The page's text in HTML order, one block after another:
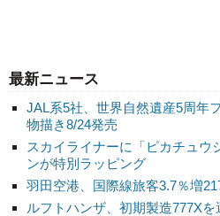
最新ニュース
JAL系5社、世界自然遺産5周
物描き8/24発売
スカイライナーに「ピカチュウ
ンが特別ラッピング
羽田空港、国際線旅客3.7％増
ルフトハンザ、初期製造777X